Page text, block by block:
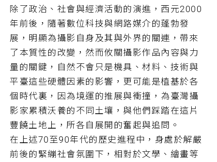
除了政治、社會與經濟活動的演進，西元2000
年前後，隨著數位科技與網路媒介的蓬勃發
展，明顯為攝影自身及其與外界的關連，帶來
了本質性的改變，然而攸關攝影作品內容與力
量的關鍵，自然不會只是機具、材料、技術與
平臺這些硬體因素的影響，更可能是植基於各
個時代裏，因為境運的推展與衝撞，為臺灣攝
影家累積沃養的不同土壤，與他們踩踏在這片
豐饒土地上，所各自展開的奮起與追問。
在上述70至90年代的歷史進程中，身處於解嚴
前後的緊繃社會氛圍下，相對於文學、繪畫等